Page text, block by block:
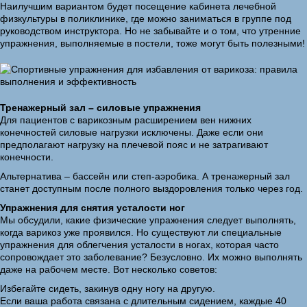
Наилучшим вариантом будет посещение кабинета лечебной
физкультуры в поликлинике, где можно заниматься в группе под
руководством инструктора. Но не забывайте и о том, что утренние
упражнения, выполняемые в постели, тоже могут быть полезными!
Тренажерный зал – силовые упражнения
Для пациентов с варикозным расширением вен нижних
конечностей силовые нагрузки исключены. Даже если они
предполагают нагрузку на плечевой пояс и не затрагивают
конечности.
Альтернатива – бассейн или степ-аэробика. А тренажерный зал
станет доступным после полного выздоровления только через год.
Упражнения для снятия усталости ног
Мы обсудили, какие физические упражнения следует выполнять,
когда варикоз уже проявился. Но существуют ли специальные
упражнения для облегчения усталости в ногах, которая часто
сопровождает это заболевание? Безусловно. Их можно выполнять
даже на рабочем месте. Вот несколько советов:
Избегайте сидеть, закинув одну ногу на другую.
Если ваша работа связана с длительным сидением, каждые 40